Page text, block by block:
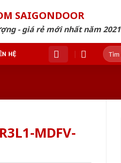
SAIGONDOOR
- giá rẻ mới nhất năm 2021
HỆ
Tìm
kiếm:
MDFV-